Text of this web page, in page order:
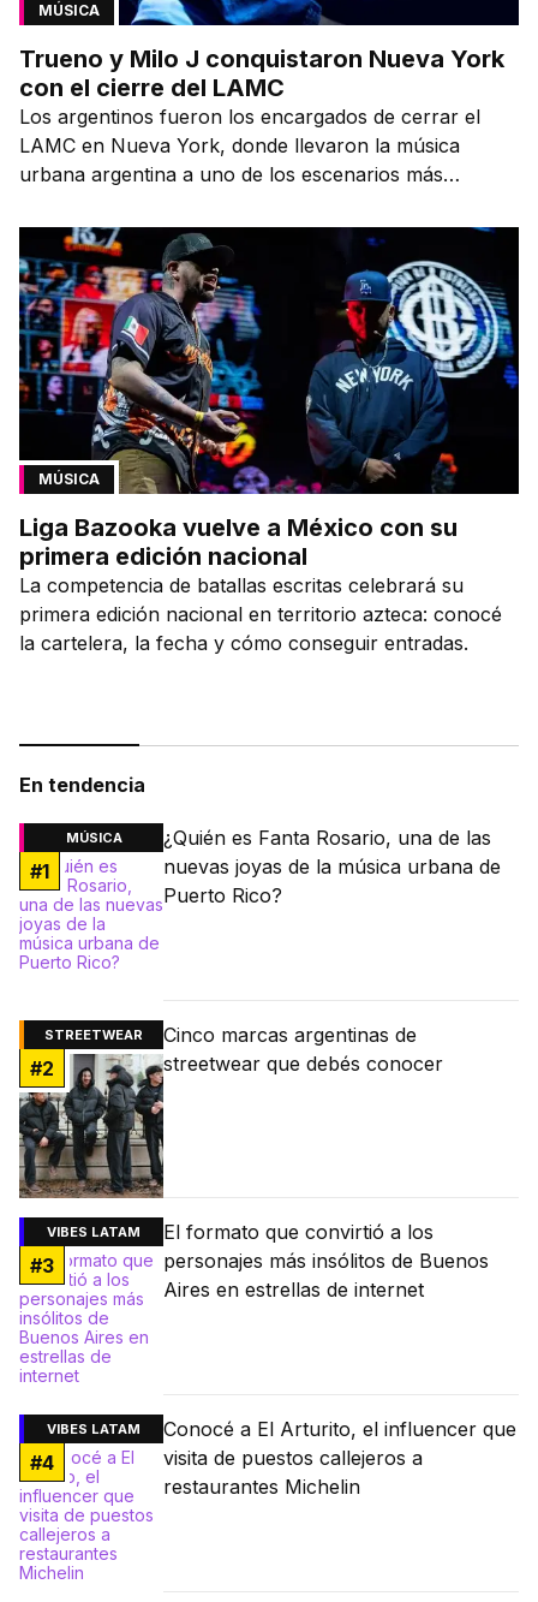
MÚSICA
Trueno y Milo J conquistaron Nueva York
con el cierre del LAMC
Los argentinos fueron los encargados de cerrar el
LAMC en Nueva York, donde llevaron la música
urbana argentina a uno de los escenarios más
MÚSICA
Liga Bazooka vuelve a México con su
primera edición nacional
La competencia de batallas escritas celebrará su
primera edición nacional en territorio azteca: conocé
la cartelera, la fecha y cómo conseguir entradas.
En tendencia
MÚSICA
#1
¿Quién es Fanta Rosario, una de las
nuevas joyas de la música urbana de
Puerto Rico?
STREETWEAR
#2
Cinco marcas argentinas de
streetwear que debés conocer
VIBES LATAM
#3
El formato que convirtió a los
personajes más insólitos de Buenos
Aires en estrellas de internet
VIBES LATAM
#4
Conocé a El Arturito, el influencer que
visita de puestos callejeros a
restaurantes Michelin